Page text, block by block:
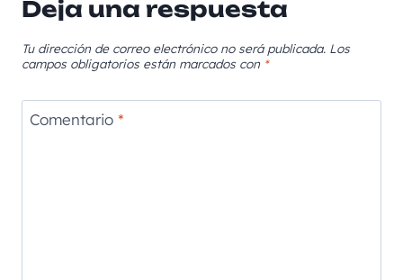
Deja una respuesta
Tu dirección de correo electrónico no será publicada. Los
campos obligatorios están marcados con *
Comentario *